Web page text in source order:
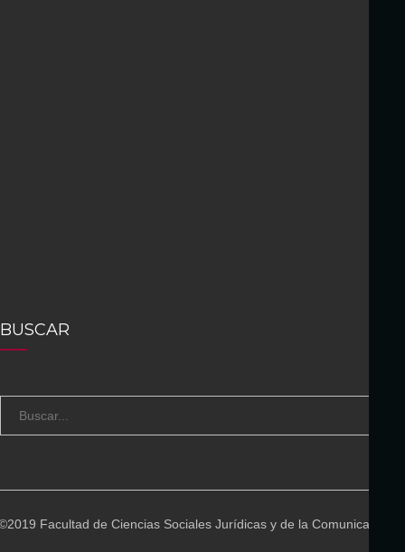
BUSCAR
h
Facultad de Ciencias Sociales Jurídicas y de la Comunicación